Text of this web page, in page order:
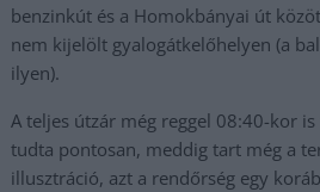
benzinkút és a Homokbányai út
nem kijelölt gyalogátkelőhelyen (a
ilyen).
A teljes útzár még reggel 08:40-kor
tudta pontosan, meddig tart még a
illusztráció, azt a rendőrség egy